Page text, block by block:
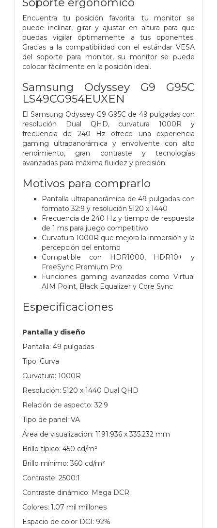
Encuentra tu posición favorita: tu monitor se
puede inclinar, girar y ajustar en altura para que
puedas vigilar óptimamente a tus oponentes.
Gracias a la compatibilidad con el estándar VESA
del soporte para monitor, su monitor se puede
colocar fácilmente en la posición ideal.
Samsung Odyssey G9 G95C
LS49CG954EUXEN
El Samsung Odyssey G9 G95C de 49 pulgadas con
resolución Dual QHD, curvatura 1000R y
frecuencia de 240 Hz ofrece una experiencia
gaming ultrapanorámica y envolvente con alto
rendimiento, gran contraste y tecnologías
avanzadas para máxima fluidez y precisión.
Motivos para comprarlo
Pantalla ultrapanorámica de 49 pulgadas con
formato 32:9 y resolución 5120 x 1440
Frecuencia de 240 Hz y tiempo de respuesta
de 1 ms para juego competitivo
Curvatura 1000R que mejora la inmersión y la
percepción del entorno
Compatible con HDR1000, HDR10+ y
FreeSync Premium Pro
Funciones gaming avanzadas como Virtual
AIM Point, Black Equalizer y Core Sync
Especificaciones
Pantalla y diseño
Pantalla: 49 pulgadas
Tipo: Curva
Curvatura: 1000R
Resolución: 5120 x 1440 Dual QHD
Relación de aspecto: 32:9
Tipo de panel: VA
Área de visualización: 1191.936 x 335.232 mm
Brillo típico: 450 cd/m²
Brillo mínimo: 360 cd/m²
Contraste: 2500:1
Contraste dinámico: Mega DCR
Colores: 1.07 mil millones
Espacio de color DCI: 92%